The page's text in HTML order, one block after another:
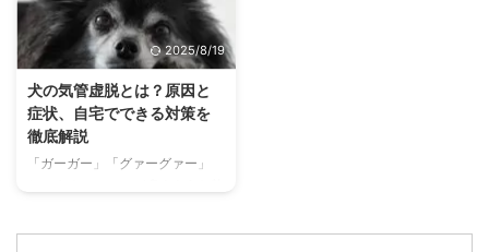
んえん）」かもしれません。 犬
の指間炎は、一度発症すると慢性
化しやすく、愛犬が強いかゆみや
す。 この記事では、犬の指間炎
の原因から、治療法、そして自宅
でできるケア方法まで、飼い主さ
んが知っておくべき情報を網羅的
んな ...
期 ...
2025/8/19
犬の気管虚脱とは？原因と
症状、自宅でできる対策を
徹底解説
「ガーガー」「グァーグァー」